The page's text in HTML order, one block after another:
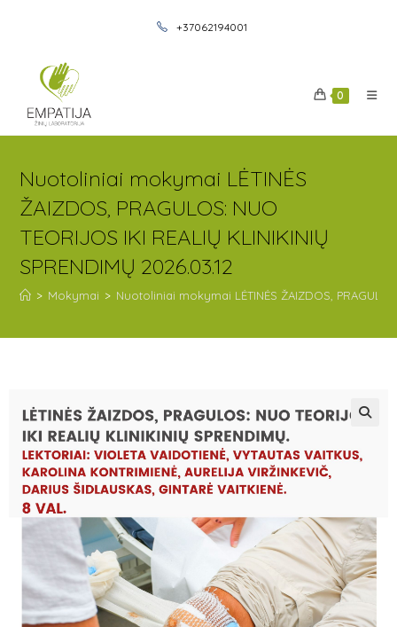
+37062194001
0
Nuotoliniai mokymai LĖTINĖS
ŽAIZDOS, PRAGULOS: NUO
TEORIJOS IKI REALIŲ KLINIKINIŲ
SPRENDIMŲ 2026.03.12
> Mokymai > Nuotoliniai mokymai LĖTINĖS ŽAIZDOS,